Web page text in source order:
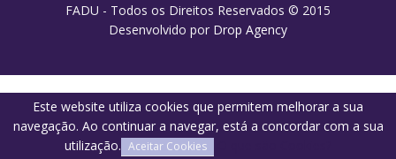
FADU - Todos os Direitos Reservados © 2015
Desenvolvido por Drop Agency
Este website utiliza cookies que permitem melhorar a sua
navegação. Ao continuar a navegar, está a concordar com a sua
utilização. Aceitar Cookies